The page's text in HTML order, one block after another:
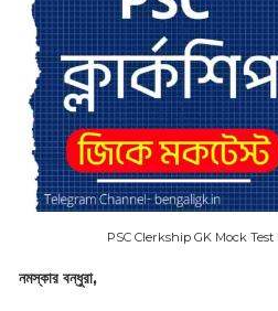
PSC Clerkship GK Mock
নমস্কার বন্ধুরা,